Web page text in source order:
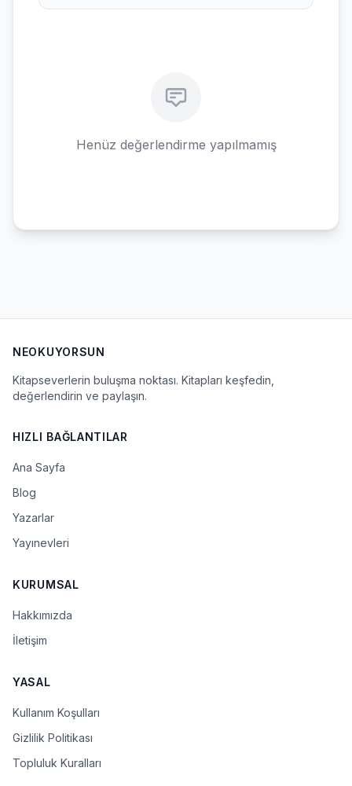
Henüz değerlendirme yapılmamış
NEOKUYORSUN
Kitapseverlerin buluşma noktası. Kitapları keşfedin,
değerlendirin ve paylaşın.
HIZLI BAĞLANTILAR
Ana Sayfa
Blog
Yazarlar
Yayınevleri
KURUMSAL
Hakkımızda
İletişim
YASAL
Kullanım Koşulları
Gizlilik Politikası
Topluluk Kuralları